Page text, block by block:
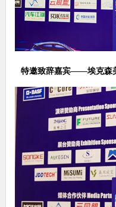
特邀致辞嘉宾——埃克森